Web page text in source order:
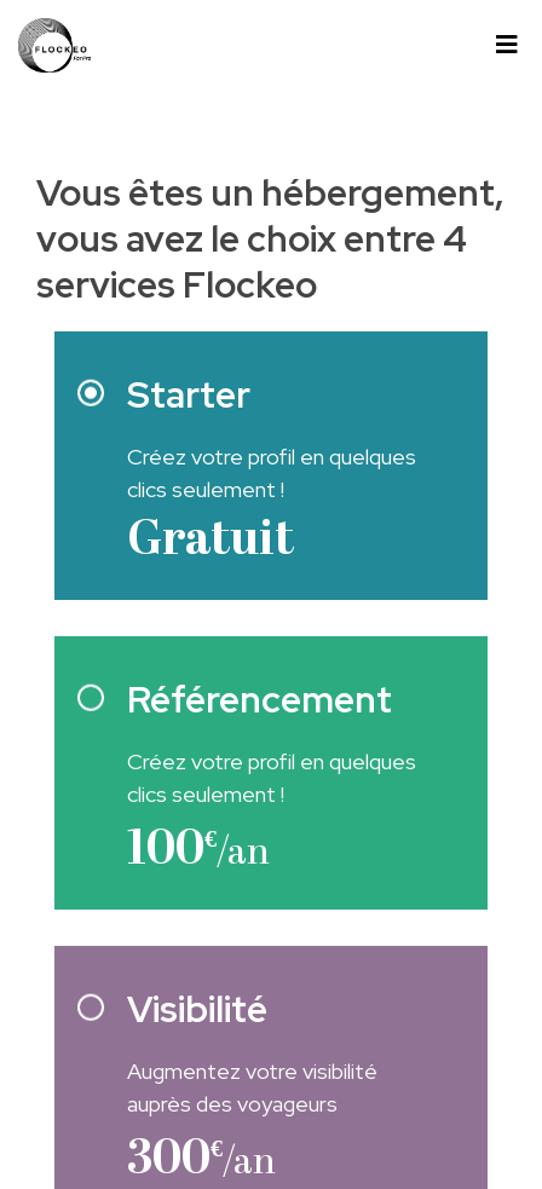
Passer au contenu
Vous êtes un hébergement,
vous avez le choix entre 4
services Flockeo
Starter
Créez votre profil en quelques
clics seulement !
Gratuit
Référencement
Créez votre profil en quelques
clics seulement !
100€/an
Visibilité
Augmentez votre visibilité
auprès des voyageurs
300€/an
Panneau de gestion des cookies